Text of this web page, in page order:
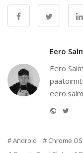
Eero
Eero
Website
Android Chrome OS